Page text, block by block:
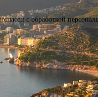
с обработкой